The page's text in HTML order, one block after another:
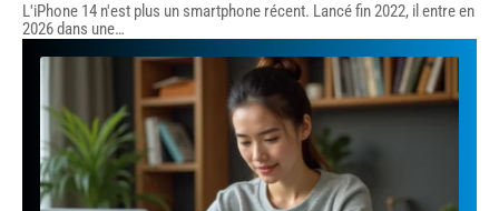
L'iPhone 14 n'est plus un smartphone récent. Lancé fin 2022, il entre en
2026 dans une…